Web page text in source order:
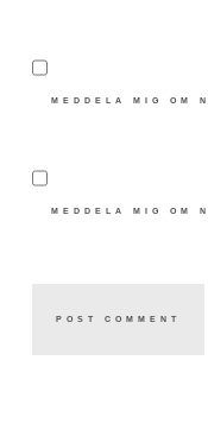
MEDDELA MIG OM
MEDDELA MIG OM